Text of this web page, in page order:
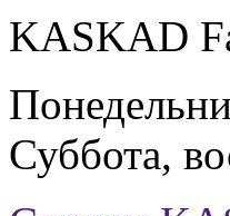
KASKAD
Суббота,